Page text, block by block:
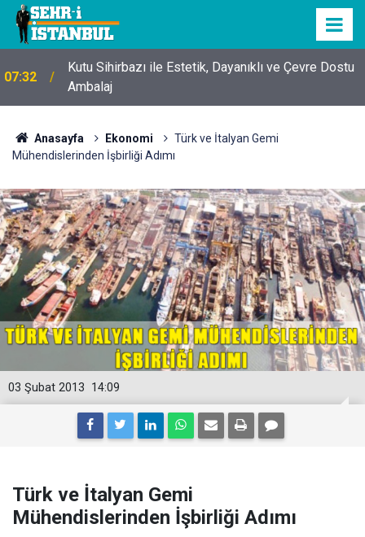
07:32
Kutu Sihirbazı ile Estetik, Dayanıklı ve Çevre Dostu
Ambalaj
Anasayfa Ekonomi
Türk ve İtalyan Gemi
Mühendislerinden İşbirliği Adımı
14:09
03 Şubat 2013
Türk ve İtalyan Gemi
Mühendislerinden İşbirliği Adımı